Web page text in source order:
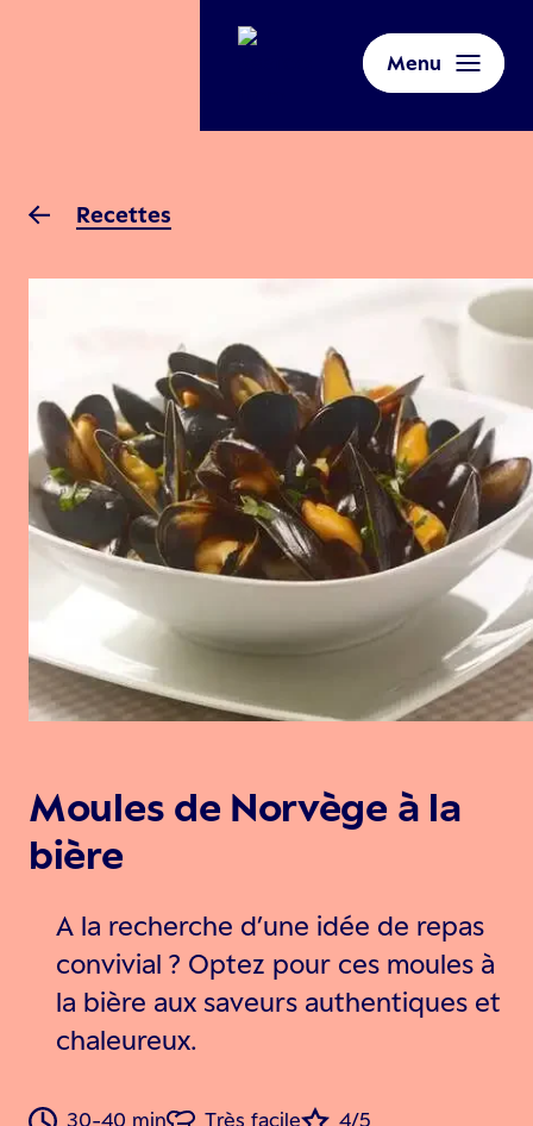
Menu
Recettes
Moules de Norvège à la
bière
A la recherche d’une idée de repas
convivial ? Optez pour ces moules à
la bière aux saveurs authentiques et
chaleureux.
30-40 min Très facile 4/5